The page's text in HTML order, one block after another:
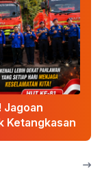
Ketangkasan